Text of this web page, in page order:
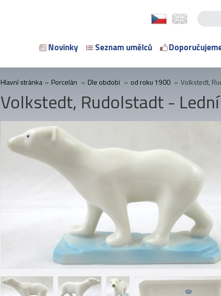
Novinky Seznam umělců
Hlavní stránka » Porcelán » Dle období » od roku 1900 » Volkstedt,
Volkstedt, Rudolstadt -